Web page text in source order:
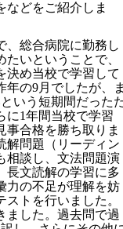
などをご紹介しま
、総合病院に勤務し
いということで、
決め当校で学習して
年の9月でしたが、
いう短期間だった
に1年間当校で学習
事合格を勝ち取りま
解問題（リーディン
相談し、文法問題演
長文読解の学習に多
力の不足が理解を妨
トを行いました。
ました。過去問で過